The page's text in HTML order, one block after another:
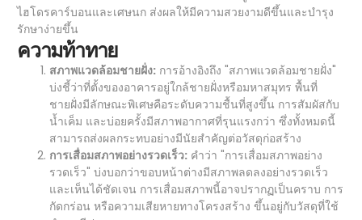
ไฮโดรคาร์บอนและเศษนก ส่งผลให้มีความสวยงามดีขึ้นและบำรุง
รักษาง่ายขึ้น
ความท้าทาย
สภาพแวดล้อมชายฝั่ง: การอ้างอิงถึง "สภาพแวดล้อมชายฝั่ง"
บ่งชี้ว่าที่ตั้งของอาคารอยู่ใกล้ชายฝั่งหรือมหาสมุทร พื้นที่
ชายฝั่งมีลักษณะพิเศษคือระดับความชื้นที่สูงขึ้น การสัมผัสกับ
น้ำเค็ม และบ่อยครั้งมีสภาพอากาศที่รุนแรงกว่า ซึ่งทั้งหมดนี้
สามารถส่งผลกระทบอย่างมีนัยสำคัญต่อวัสดุก่อสร้าง
การเสื่อมสภาพอย่างรวดเร็ว: คำว่า "การเสื่อมสภาพอย่าง
รวดเร็ว" บ่งบอกว่าขอบหน้าต่างมีสภาพลดลงอย่างรวดเร็ว
และเห็นได้ชัดเจน การเสื่อมสภาพนี้อาจปรากฏเป็นคราบ การ
กัดกร่อน หรือความเสียหายทางโครงสร้าง ขึ้นอยู่กับวัสดุที่ใช้